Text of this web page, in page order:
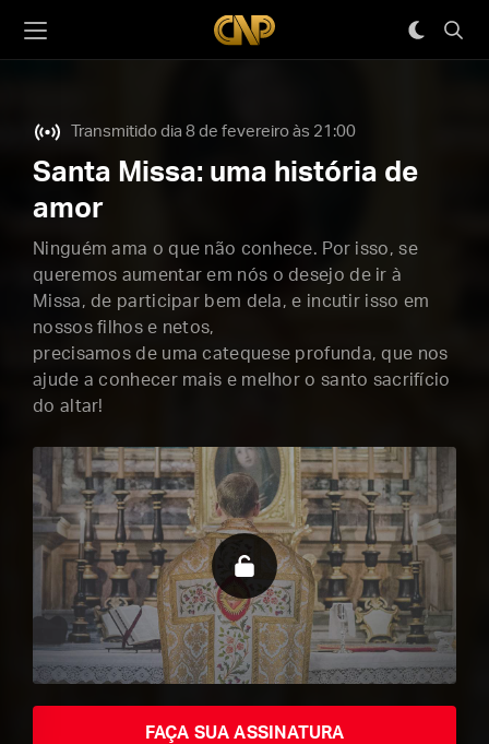
Transmitido dia 8 de fevereiro às 21:00
Santa Missa: uma história de
amor
Ninguém ama o que não conhece. Por isso, se
queremos aumentar em nós o desejo de ir à
Missa, de participar bem dela, e incutir isso em
nossos filhos e netos,
precisamos de uma catequese profunda, que nos
ajude a conhecer mais e melhor o santo sacrifício
do altar!
FAÇA SUA ASSINATURA